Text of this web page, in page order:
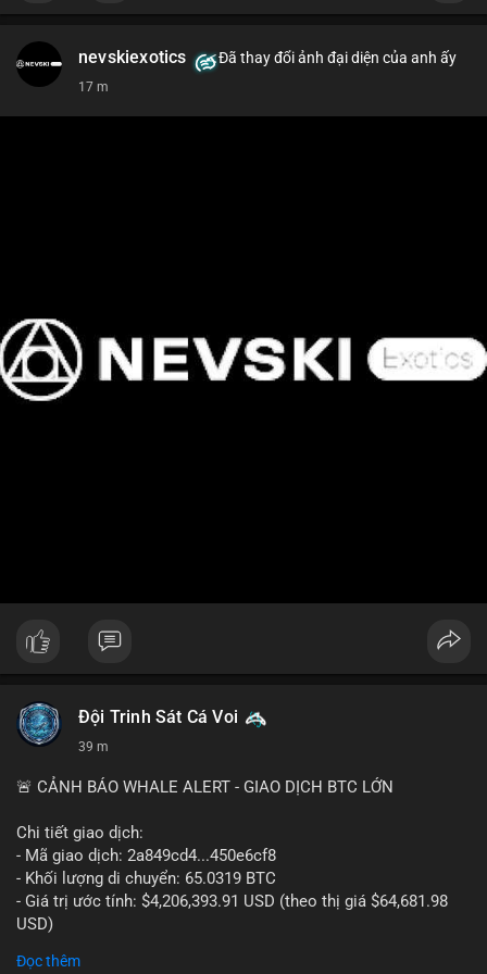
nevskiexotics Đã thay đổi ảnh đại diện của anh ấy
17 m
Đội Trinh Sát Cá Voi
39 m
🚨 CẢNH BÁO WHALE ALERT - GIAO DỊCH BTC LỚN
Chi tiết giao dịch:
- Mã giao dịch: 2a849cd4...450e6cf8
- Khối lượng di chuyển: 65.0319 BTC
- Giá trị ước tính: $4,206,393.91 USD (theo thị giá $64,681.98
USD)
Đọc thêm